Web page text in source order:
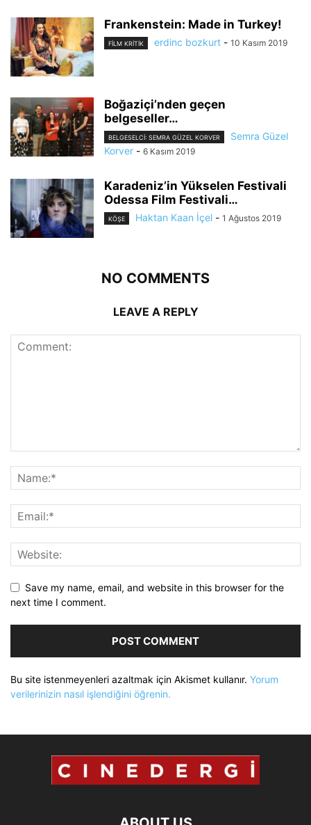
Frankenstein: Made in Turkey!
FILM KRITIK erdinc bozkurt - 10 Kasım 2019
Boğaziçi’nden geçen
belgeseller…
BELGESELCI: SEMRA GÜZEL KORVER
Semra Güzel
Korver - 6 Kasım 2019
Karadeniz’in Yükselen Festivali
Odessa Film Festivali…
KÖŞE Haktan Kaan İçel - 1 Ağustos 2019
NO COMMENTS
LEAVE A REPLY
Save my name, email, and website in this browser for the
next time I comment.
Bu site istenmeyenleri azaltmak için Akismet kullanır. Yorum
verilerinizin nasıl işlendiğini öğrenin.